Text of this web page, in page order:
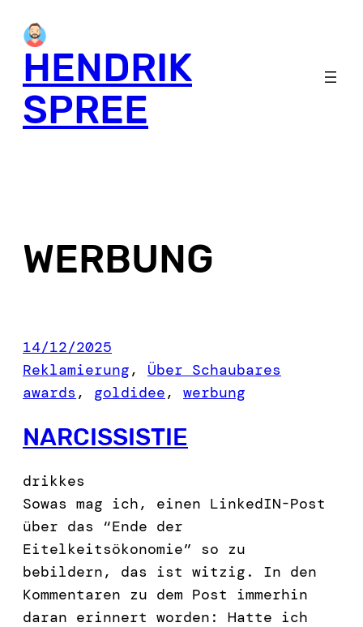
content
HENDRIK
SPREE
WERBUNG
14/12/2025
Reklamierung, Über Schaubares
awards , goldidee, werbung
NARCISSISTIE
drikkes
Sowas mag ich, einen LinkedIN-Post
über das “Ende der
Eitelkeitsökonomie” so zu
bebildern, das ist witzig. In den
Kommentaren zu dem Post immerhin
daran erinnert worden: Hatte ich